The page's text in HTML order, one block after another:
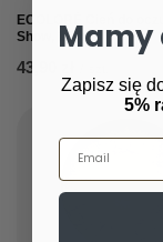
ECOLORÉ Cień do
Show, 1,7 g
43,90 zł
Mamy
Zapisz się
5%
Email